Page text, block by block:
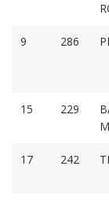
9 286
15 229
17 242